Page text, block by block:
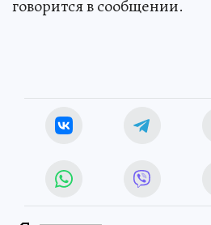
говорится в сообщении.